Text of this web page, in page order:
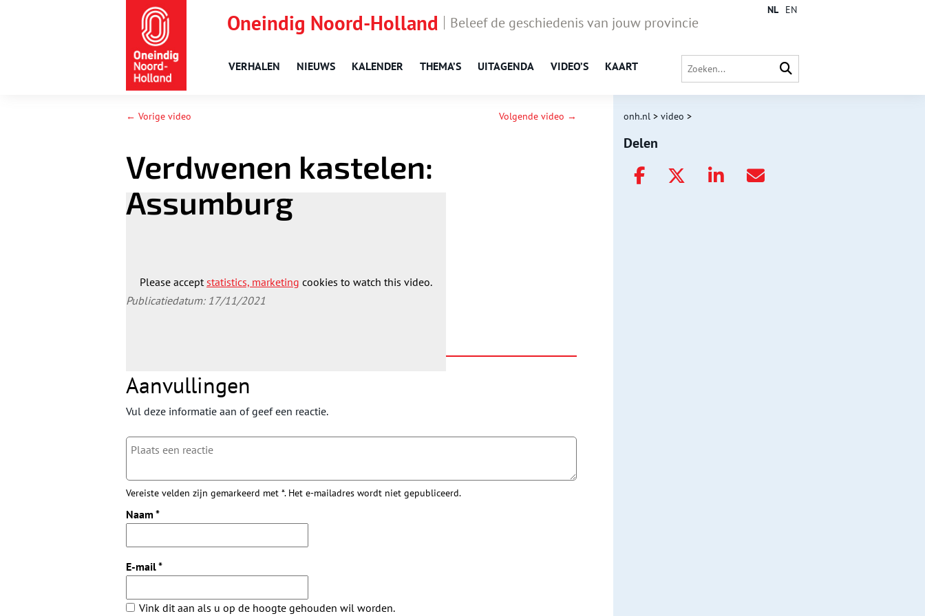
Oneindig Noord-Holland Beleef de geschiedenis van jouw provincie
VERHALEN NIEUWS KALENDER THEMA’S UITAGENDA VIDEO’S KAART
NL EN
← Vorige video Volgende video →
Verdwenen kastelen:
Assumburg
Please acceptstatistics, marketing cookies to watch this video.
Publicatiedatum: 17/11/2021
Aanvullingen
Vul deze informatie aan of geef een reactie.
Vereiste velden zijn gemarkeerd met *. Het e-mailadres wordt niet gepubliceerd.
Naam *
E-mail*
Vink dit aan als u op de hoogte gehouden wil worden.
onh.nl > video >
Delen